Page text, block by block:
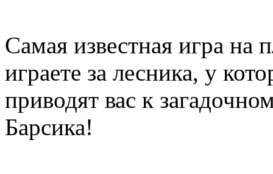
Самая известная игра
играете за лесника, у
приводят вас к
Барсика!